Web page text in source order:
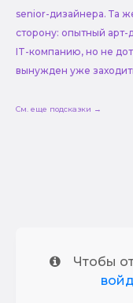
senior-дизайнера. Та
сторону: опытный арт-
IT-компанию, но не
вынужден уже
См. еще подсказки →
Чтобы